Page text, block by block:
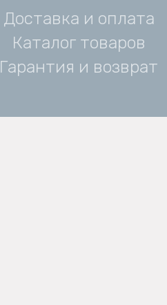
Доставка и оплата
Каталог товаров
Гарантия и возврат